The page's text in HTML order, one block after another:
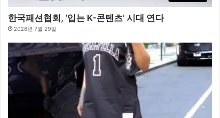
한국패션협회, ‘입는 K-콘텐츠’ 시대 연다
2026년 7월 29일